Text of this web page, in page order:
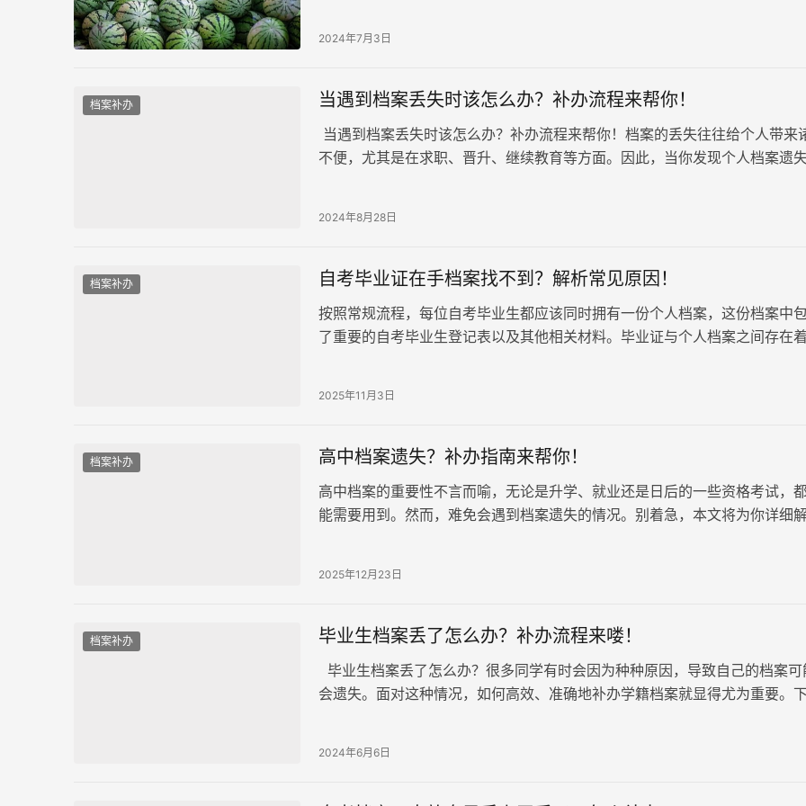
2024年7月3日
档案补办 当遇到档案丢失时该怎么办？补办流程来帮你！
当遇到档案丢失时该怎么办？补办流程来帮你！档案的丢失往往给个人带来
不便，尤其是在求职、晋升、继续教育等方面。因此，当你发现个人档案遗
2024年8月28日
档案补办 自考毕业证在手档案找不到？解析常见原因！
按照常规流程，每位自考毕业生都应该同时拥有一份个人档案，这份档案中
了重要的自考毕业生登记表以及其他相关材料。毕业证与个人档案之间存在
2025年11月3日
档案补办 高中档案遗失？补办指南来帮你！
高中档案的重要性不言而喻，无论是升学、就业还是日后的一些资格考试，
能需要用到。然而，难免会遇到档案遗失的情况。别着急，本文将为你详细
2025年12月23日
档案补办 毕业生档案丢了怎么办？补办流程来喽！
毕业生档案丢了怎么办？很多同学有时会因为种种原因，导致自己的档案可
会遗失。面对这种情况，如何高效、准确地补办学籍档案就显得尤为重要。
2024年6月6日